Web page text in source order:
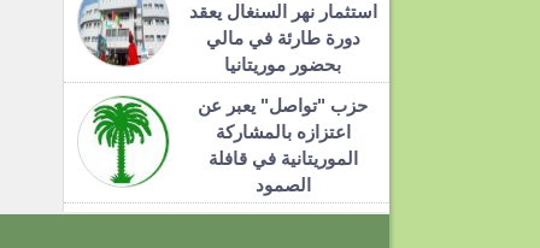
استثمار نهر السنغال يعقد
دورة طارئة في مالي
بحضور موريتانيا
حزب "تواصل" يعبر عن
اعتزازه بالمشاركة
الموريتانية في قافلة
الصمود